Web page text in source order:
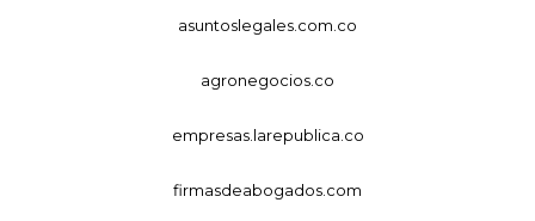
asuntoslegales.com.co
agronegocios.co
empresas.larepublica.co
firmasdeabogados.com